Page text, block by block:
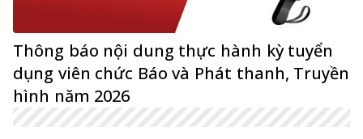
Thông báo nội dung thực hành kỳ tuyển
dụng viên chức Báo và Phát thanh, Truyền
hình năm 2026